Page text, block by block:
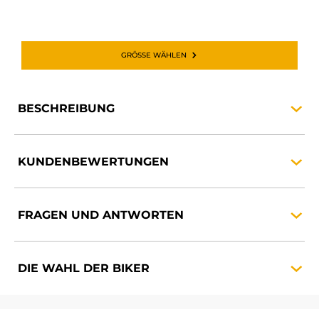
GRÖSSE WÄHLEN
BESCHREIBUNG
KUNDENBEWERTUNGEN
FRAGEN UND ANTWORTEN
DIE WAHL DER BIKER